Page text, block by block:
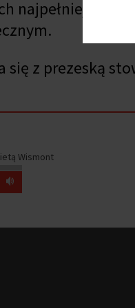
się z prezeską
Wismont